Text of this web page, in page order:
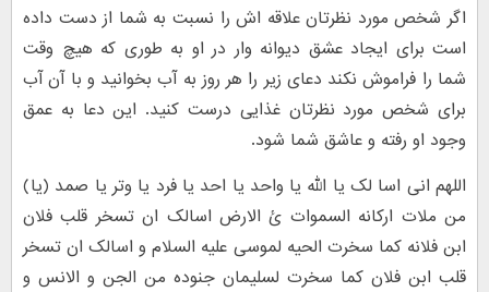
اگر شخص مورد نظرتان علاقه اش را نسبت به شما از دست داده
است برای ایجاد عشق دیوانه وار در او به طوری که هیچ وقت
شما را فراموش نکند دعای زیر را هر روز به آب بخوانید و با آن آب
برای شخص مورد نظرتان غذایی درست کنید. این دعا به عمق
وجود او رفته و عاشق شما شود.
اللهم انى اسا لک یا الله یا واحد یا احد یا فرد یا وتر یا صمد (یا)
من ملات ارکانه السموات ئ الارض اسالک ان تسخر قلب فلان
ابن فلانه کما سخرت الحیه لموسى علیه السلام و اسالک ان تسخر
قلب ابن فلان کما سخرت لسلیمان جنوده من الجن و الانس و